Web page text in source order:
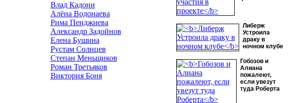
Либерж
Устроила
драку в
ночном клубе
Гобозов и
Алиана
пожалеют,
если увезут
туда Роберта
Влад Кадони
Алёна Водонаева
Рима Пенджиева
Александр Задойнов
Елена Бушина
Рустам Солнцев
Степан Меньщиков
Роман Третьяков
Виктория Боня